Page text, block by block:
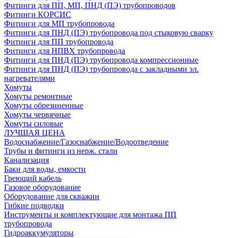
Фитинги для ПП, МП, ПНД (ПЭ) трубопроводов
Фитинги КОРСИС
Фитинги для МП трубопровода
Фитинги для ПНД (ПЭ) трубопровода под стыковую сварку
Фитинги для ПП трубопровода
Фитинги для НПВХ трубопровода
Фитинги для ПНД (ПЭ) трубопровода компрессионные
Фитинги для ПНД (ПЭ) трубопровода с закладными эл.
нагревателями
Хомуты
Хомуты ремонтные
Хомуты обрезиненные
Хомуты червячные
Хомуты силовые
ЛУЧШАЯ ЦЕНА
Водоснабжение/Газоснабжение/Водоотведение
Трубы и фитинги из нерж. стали
Канализация
Баки для воды, емкости
Греющий кабель
Газовое оборудование
Оборудование для скважин
Гибкие подводки
Инструменты и комплектующие для монтажа ПП
трубопровода
Гидроаккумуляторы